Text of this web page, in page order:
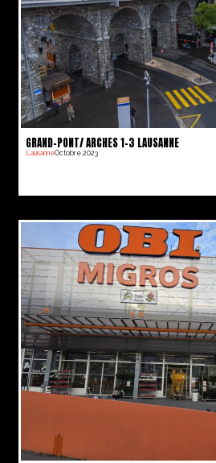
GRAND-PONT/ ARCHES 1-3 LAUSANNE
LausanneOctobre 2023